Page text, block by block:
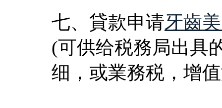
七、貸款申请牙齒
(可供给税務局出具
细，或業務税，增